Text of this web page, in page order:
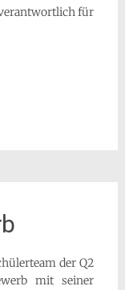
für
der Q2
mit seiner